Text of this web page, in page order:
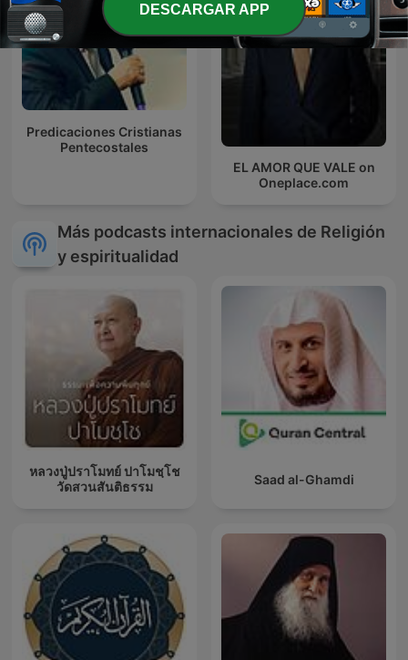
Predicaciones Cristianas
Pentecostales
EL AMOR QUE VALE on
Oneplace.com
Más podcasts internacionales de Religión
y espiritualidad
หลวงปู่ปราโมทย์ ปาโมชฺโช
วัดสวนสันติธรรม
Saad al-Ghamdi
DESCARGAR APP